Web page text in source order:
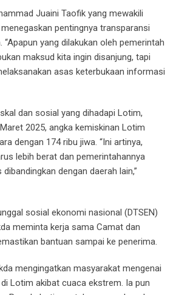
Juaini Taofik yang mewakili
pentingnya transparansi
yang dilakukan oleh pemerintah
maksud kita ingin disanjung, tapi
asas keterbukaan informasi
dan sosial yang dihadapi Lotim,
2025, angka kemiskinan Lotim
dengan 174 ribu jiwa. “Ini artinya,
lebih berat dan pemerintahannya
dengan daerah lain,”
sosial ekonomi nasional (DTSEN)
meminta kerja sama Camat dan
bantuan sampai ke penerima.
mengingatkan masyarakat mengenai
Lotim akibat cuaca ekstrem. Ia pun